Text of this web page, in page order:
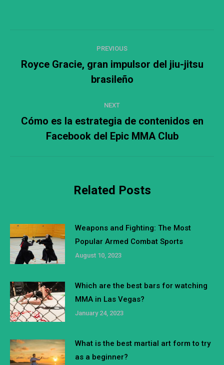
navigation
PREVIOUS
Previous
post:
Royce Gracie, gran impulsor del jiu-jitsu
brasileño
NEXT
Next
post:
Cómo es la estrategia de contenidos en
Facebook del Epic MMA Club
Related Posts
Weapons and Fighting: The Most
Popular Armed Combat Sports
August 10, 2023
Which are the best bars for watching
MMA in Las Vegas?
January 24, 2023
What is the best martial art form to try
as a beginner?